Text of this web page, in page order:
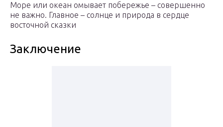
Море или океан омывает побережье – совершенно
не важно. Главное – солнце и природа в сердце
восточной сказки
Заключение